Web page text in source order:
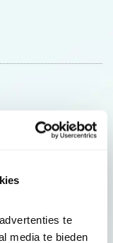
te
media te bieden
acties en tips